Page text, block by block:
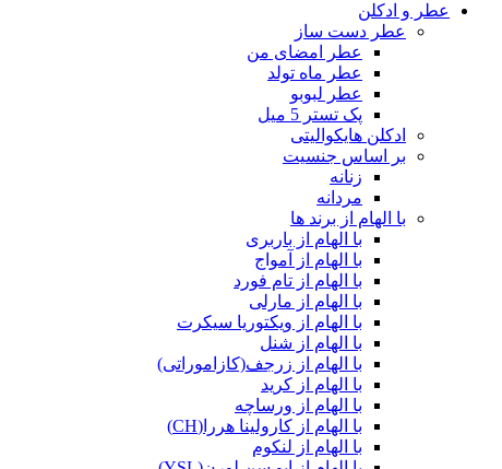
عطر و ادکلن
عطر دست ساز
عطر امضای من
عطر ماه تولد
عطر لبوبو
پک تستر 5 میل
ادکلن هایکوالیتی
بر اساس جنسیت
زنانه
مردانه
با الهام از برند ها
با الهام از باربری
با الهام از آمواج
با الهام از تام فورد
با الهام از مارلی
با الهام از ویکتوریا سیکرت
با الهام از شنل
با الهام از زرجف(کازاموراتی)
با الهام از کرید
با الهام از ورساچه
با الهام از کارولینا هررا(CH)
با الهام از لنکوم